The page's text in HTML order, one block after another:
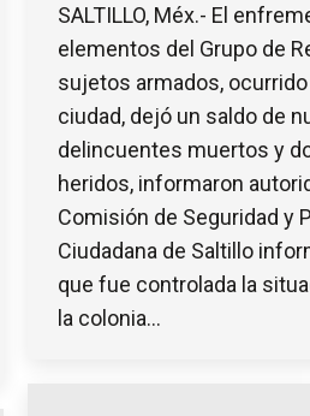
SALTILLO, Méx.- El
elementos del Grupo de
sujetos armados,
ciudad, dejó un saldo de
delincuentes muertos y
heridos, informaron
Comisión de Seguridad y
Ciudadana de Saltillo
que fue controlada la
la colonia…